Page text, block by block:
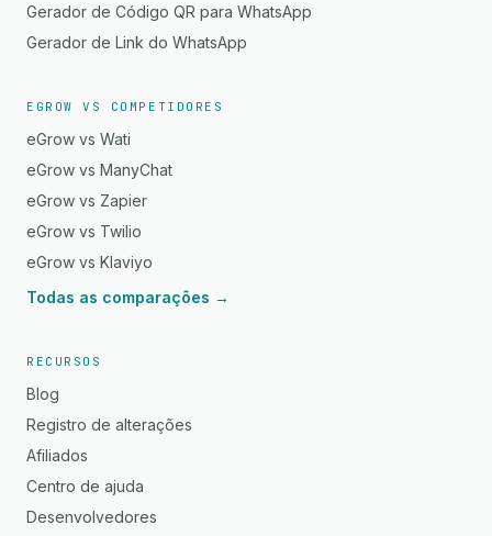
Gerador de Código QR para WhatsApp
Gerador de Link do WhatsApp
EGROW VS COMPETIDORES
eGrow vs Wati
eGrow vs ManyChat
eGrow vs Zapier
eGrow vs Twilio
eGrow vs Klaviyo
Todas as comparações →
RECURSOS
Blog
Registro de alterações
Afiliados
Centro de ajuda
Desenvolvedores